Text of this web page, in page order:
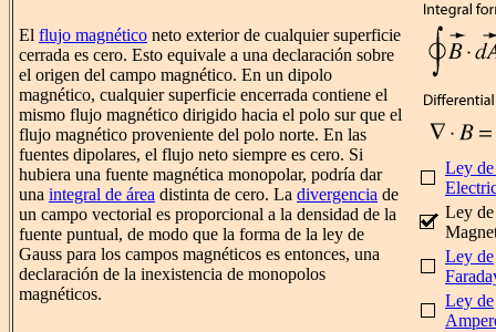
El flujo magnético neto exterior de cualquier superficie
cerrada es cero. Esto equivale a una declaración sobre
el origen del campo magnético. En un dipolo
magnético, cualquier superficie encerrada contiene el
mismo flujo magnético dirigido hacia el polo sur que el
flujo magnético proveniente del polo norte. En las
fuentes dipolares, el flujo neto siempre es cero. Si
hubiera una fuente magnética monopolar, podría dar
una integral de área distinta de cero. La divergencia de
un campo vectorial es proporcional a la densidad de la
fuente puntual, de modo que la forma de la ley de
Gauss para los campos magnéticos es entonces, una
declaración de la inexistencia de monopolos
magnéticos.
Ley de
Ley de
Ley de
Ley de